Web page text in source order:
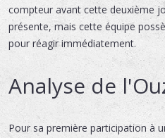
compteur avant cette deuxième
présente, mais cette équipe
pour réagir immédiatement.
Analyse de
Pour sa première participation à